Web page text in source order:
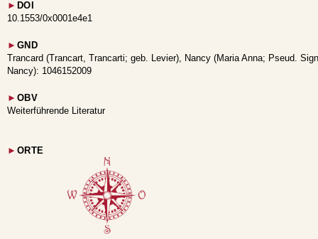
► DOI
10.1553/0x0001e4e1
► GND
Trancard (Trancart, Trancarti; geb. Levier), Nancy (Maria Anna; Pseud.
Nancy): 1046152009
► OBV
Weiterführende Literatur
► ORTE